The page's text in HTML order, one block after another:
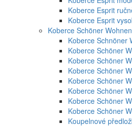
Koberce Esprit
Koberce Esprit
Koberce Schöner Wohnen
Koberce Schnöner
Koberce Schöner
Koberce Schöner
Koberce Schöner
Koberce Schöner
Koberce Schöner
Koberce Schöner
Koberce Schöner
Koupelnové